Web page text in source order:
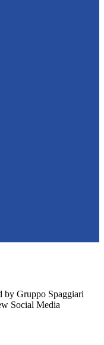
by Gruppo Spaggiari
Social Media